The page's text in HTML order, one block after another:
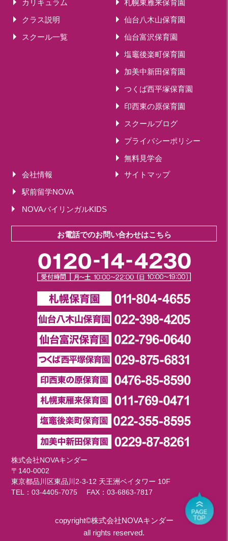
カリキュラム
クラス説明
スクール一覧
札幌東雁来保育園
仙台八木山保育園
仙台富沢保育園
塩竈後楽町保育園
加美中新田保育園
つくば西平塚保育園
印西東の原保育園
スクールブログ
プライバシーポリシー
無料見学会
会社情報
サイトマップ
駅前留学NOVA
NOVAバイリンガルKIDS
お電話でのお問い合わせはこちら
株式会社NOVAキンダー
〒140-0002
東京都品川区東品川2-3-12 天王洲ベイタワー 10F
TEL：03-4405-7075 FAX：03-6863-7817
copyright©株式会社NOVAキンダー
all rights reserved.